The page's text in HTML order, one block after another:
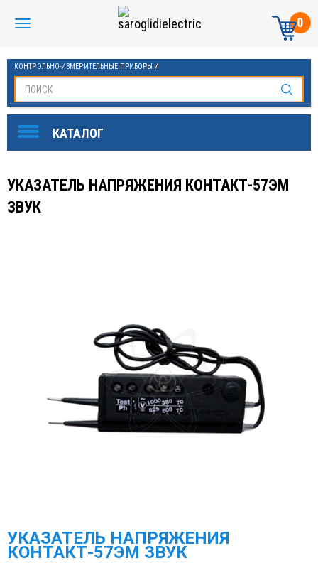
0
КОНТРОЛЬНО-ИЗМЕРИТЕЛЬНЫЕ ПРИБОРЫ И
УКАЗАТЕЛЬ НАПРЯЖЕНИЯ КОНТАКТ-57ЭМ
ЗВУК
УКАЗАТЕЛЬ НАПРЯЖЕНИЯ
КОНТАКТ-57ЭМ ЗВУК